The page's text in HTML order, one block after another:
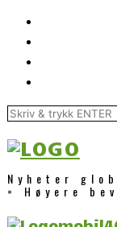
Nyheter
= Høyere